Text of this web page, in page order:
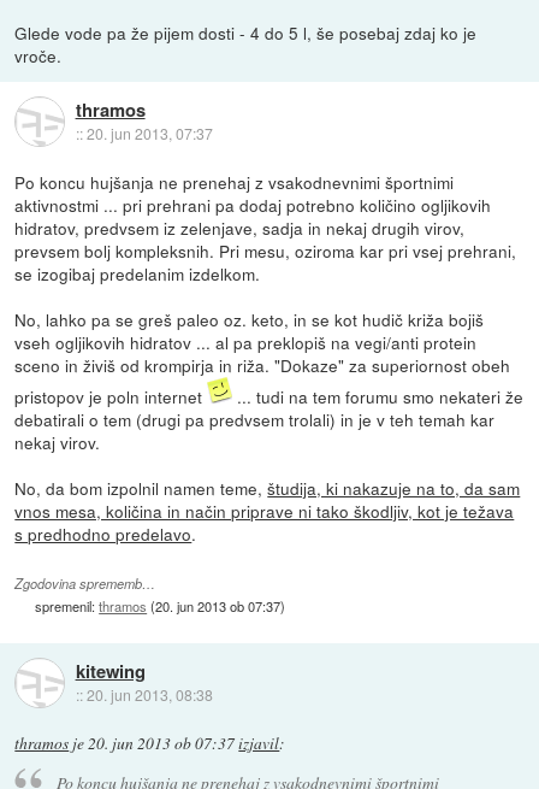
Glede vode pa že pijem dosti - 4 do 5 l, še posebaj zdaj ko je
vroče.
thramos
::20. jun 2013, 07:37
Po koncu hujšanja ne prenehaj z vsakodnevnimi športnimi
aktivnostmi ... pri prehrani pa dodaj potrebno količino ogljikovih
hidratov, predvsem iz zelenjave, sadja in nekaj drugih virov,
prevsem bolj kompleksnih. Pri mesu, oziroma kar pri vsej prehrani,
se izogibaj predelanim izdelkom.
No, lahko pa se greš paleo oz. keto, in se kot hudič križa bojiš
vseh ogljikovih hidratov ... al pa preklopiš na vegi/anti protein
sceno in živiš od krompirja in riža. "Dokaze" za superiornost obeh
pristopov je poln internet
... tudi na tem forumu smo nekateri že
debatirali o tem (drugi pa predvsem trolali) in je v teh temah kar
nekaj virov.
No, da bom izpolnil namen teme,študija, ki nakazuje na to, da sam
vnos mesa, količina in način priprave ni tako škodljiv, kot je težava
s predhodno predelavo.
Zgodovina sprememb…
spremenil:thramos (20. jun 2013 ob 07:37)
kitewing
::20. jun 2013, 08:38
thramos je20. jun 2013 ob 07:37izjavil:
Po koncu hujšanja ne prenehaj z vsakodnevnimi športnimi